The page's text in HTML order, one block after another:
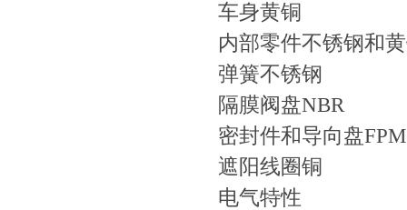
车身黄铜
内部零件不锈钢和
弹簧不锈钢
隔膜阀盘NBR
密封件和导向盘FPM
遮阳线圈铜
电气特性